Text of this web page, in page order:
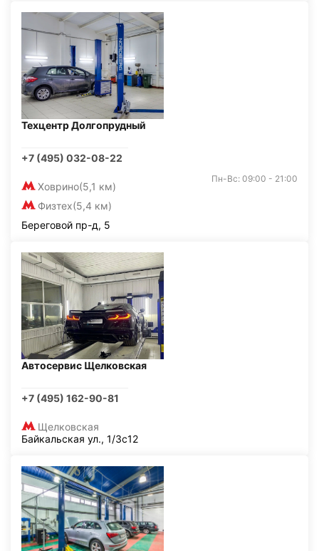
Техцентр Долгопрудный
+7 (495) 032-08-22
Ховрино(5,1 км)
Физтех(5,4 км)
Пн-Вс: 09:00 - 21:00
Береговой пр-д, 5
Автосервис Щелковская
+7 (495) 162-90-81
Щелковская
Байкальская ул., 1/3с12